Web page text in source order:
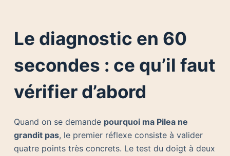
Le diagnostic en 60
secondes : ce qu’il faut
vérifier d’abord
Quand on se demande pourquoi ma Pilea ne
grandit pas, le premier réflexe consiste à valider
quatre points très concrets. Le test du doigt à deux